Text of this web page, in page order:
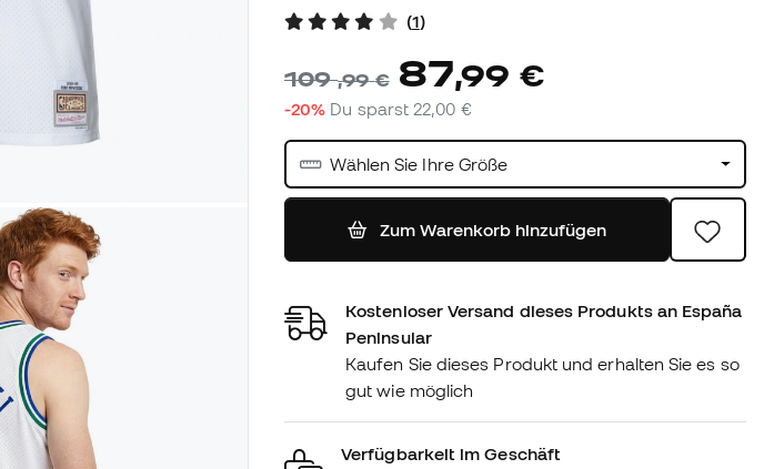
(1)
109,99 € 87,99 €
-20% Du sparst 22,00 €
Wählen Sie Ihre Größe
Zum Warenkorb hinzufügen
Kostenloser Versand dieses Produkts an España
Peninsular
Kaufen Sie dieses Produkt und erhalten Sie es so
gut wie möglich
Verfügbarkeit im Geschäft